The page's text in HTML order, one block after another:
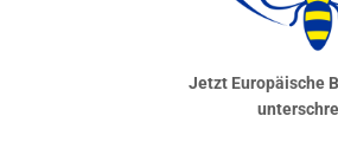
Jetzt Europäische